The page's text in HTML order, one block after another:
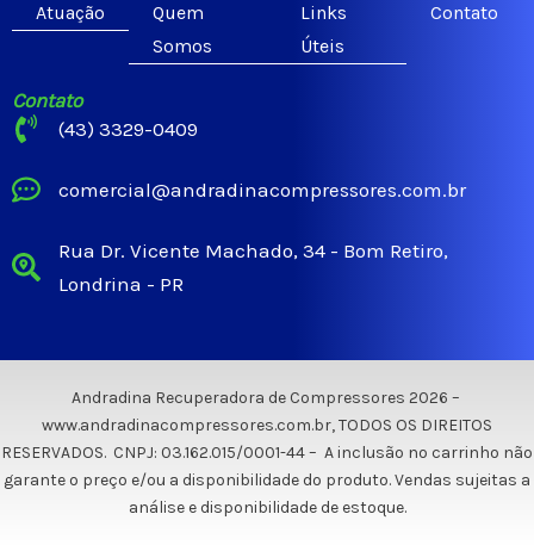
Atuação
Quem
Somos
Links
Úteis
Contato
Contato
(43) 3329-0409
comercial@andradinacompressores.com.br
Rua Dr. Vicente Machado, 34 - Bom Retiro,
Londrina - PR
Andradina Recuperadora de Compressores 2026 –
www.andradinacompressores.com.br, TODOS OS DIREITOS
RESERVADOS. CNPJ: 03.162.015/0001-44 – A inclusão no carrinho não
garante o preço e/ou a disponibilidade do produto. Vendas sujeitas a
análise e disponibilidade de estoque.